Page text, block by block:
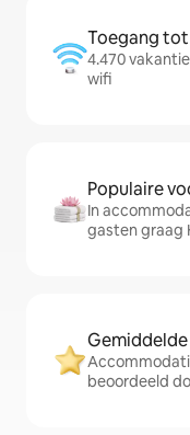
Toegang
4.470
wifi
Populaire
In
gasten graag
beoordeeld